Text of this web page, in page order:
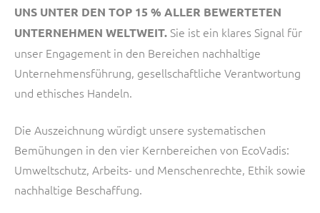
UNS UNTER DEN TOP 15 % ALLER BEWERTETEN
UNTERNEHMEN WELTWEIT. Sie ist ein klares Signal für
unser Engagement in den Bereichen nachhaltige
Unternehmensführung, gesellschaftliche Verantwortung
und ethisches Handeln.
Die Auszeichnung würdigt unsere systematischen
Bemühungen in den vier Kernbereichen von EcoVadis:
Umweltschutz, Arbeits- und Menschenrechte, Ethik sowie
nachhaltige Beschaffung.